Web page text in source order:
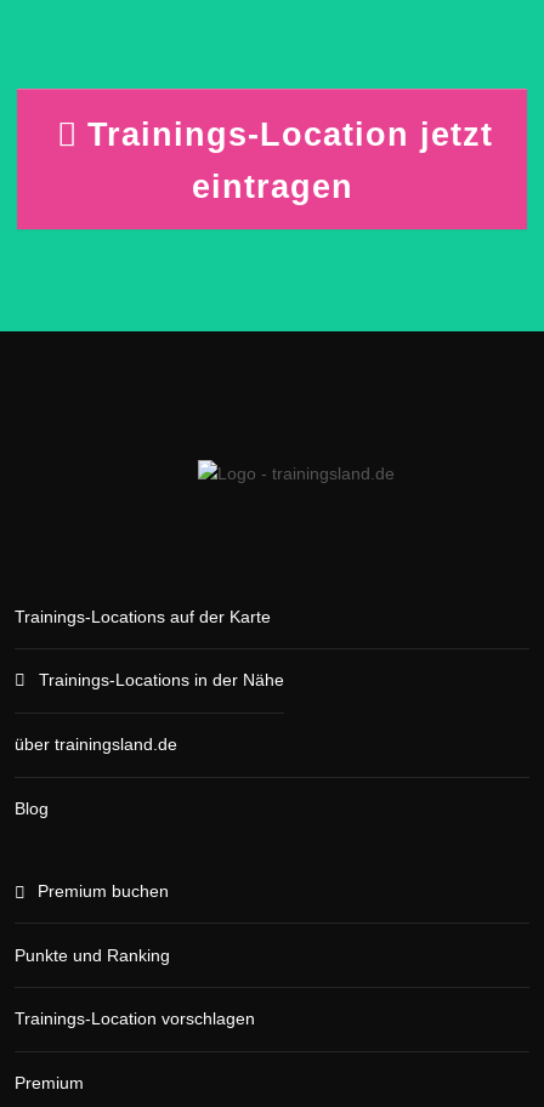
Trainings-Location jetzt
eintragen
Trainings-Locations auf der Karte
Trainings-Locations in der Nähe
über trainingsland.de
Blog
Premium buchen
Punkte und Ranking
Trainings-Location vorschlagen
Premium